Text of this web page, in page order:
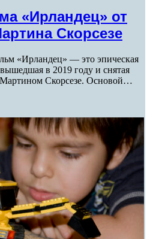
«Ирландец» от
Скорсезе
«Ирландец» — это эпическая
в 2019 году и снятая
Скорсезе. Основой…